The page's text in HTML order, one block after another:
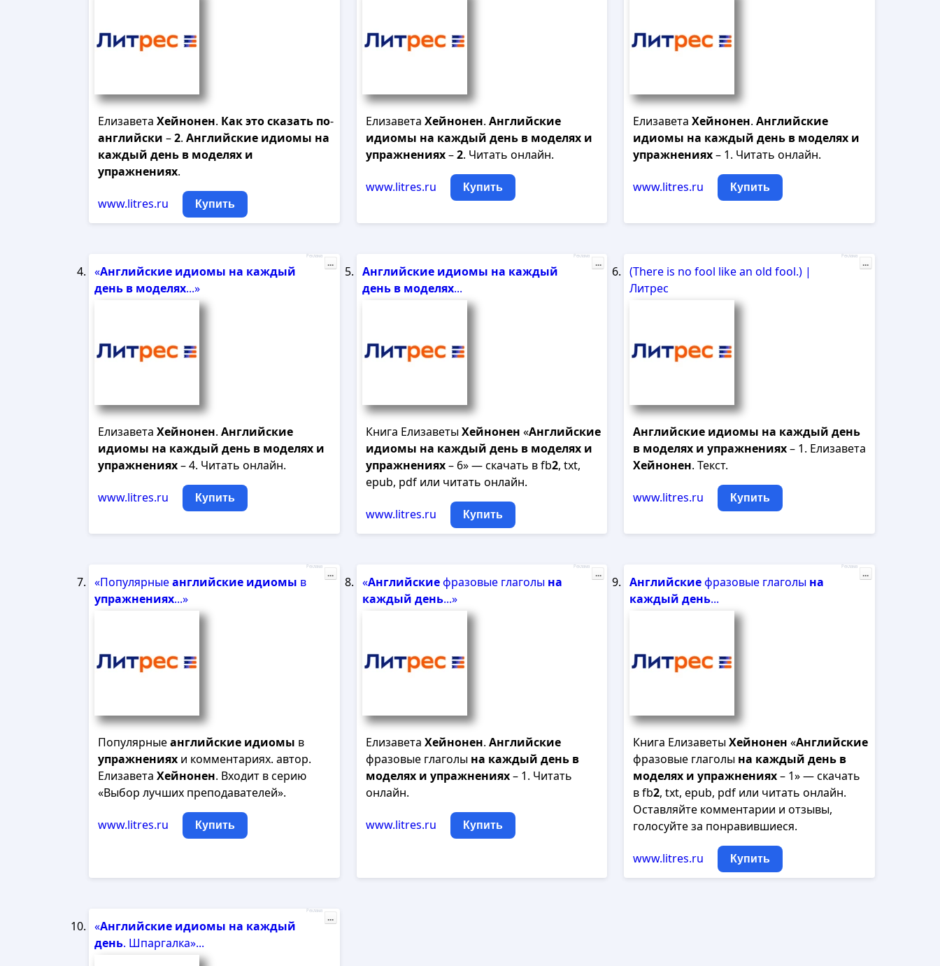
Елизавета Хейнонен. Какэтосказать по-
английски –2. Английские идиомы на
каждый день в моделях и
упражнениях.
www.litres.ru Купить
Елизавета Хейнонен. Английские
идиомы на каждый день в моделях и
упражнениях–2. Читать онлайн.
www.litres.ru Купить
ЕлизаветаХейнонен.Английские
идиомы на каждый день в моделях и
упражнениях– 1. Читать онлайн.
www.litres.ru Купить
«Английские идиомы на каждый
день в моделях...»
Елизавета Хейнонен. Английские
идиомы на каждый день в моделях и
упражнениях– 4. Читать онлайн.
www.litres.ru Купить
Реклама
...
Английские идиомы на каждый
день в моделях...
Книга ЕлизаветыХейнонен «Английские
идиомы на каждый день в моделях и
упражнениях– 6» — скачать в fb2, txt,
epub, pdf или читать онлайн.
www.litres.ru Купить
Реклама
...
(There is no fool like an old fool.) |
Литрес
Английские идиомы на каждый день
в моделях и упражнениях– 1. Елизавета
Хейнонен. Текст.
www.litres.ru Купить
Реклама
...
«Популярныеанглийские идиомы в
упражнениях...»
Популярныеанглийские идиомы в
упражнениях и комментариях. автор.
Елизавета Хейнонен. Входит в серию
«Выбор лучших преподавателей».
www.litres.ru Купить
Реклама
...
«Английскиефразовые глаголы на
каждый день...»
Елизавета Хейнонен. Английские
фразовые глаголы на каждый день в
моделях и упражнениях– 1. Читать
онлайн.
www.litres.ru Купить
Реклама
...
Английскиефразовые глаголы на
каждый день...
Книга ЕлизаветыХейнонен «Английские
фразовые глаголы на каждый день в
моделях и упражнениях– 1» — скачать
в fb2, txt, epub, pdf или читать онлайн.
Оставляйте комментарии и отзывы,
голосуйте за понравившиеся.
www.litres.ru Купить
Реклама
...
«Английские идиомы на каждый
день. Шпаргалка»...
Реклама
...